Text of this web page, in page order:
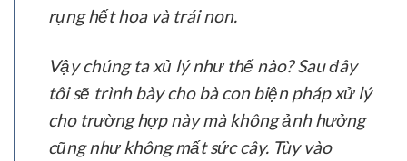
rụng hết hoa và trái non.
Vậy chúng ta xủ lý như thế nào? Sau đây
tôi sẽ trình bày cho bà con biện pháp xử lý
cho trường hợp này mà không ảnh hưởng
cũng như không mất sức cây. Tùy vào